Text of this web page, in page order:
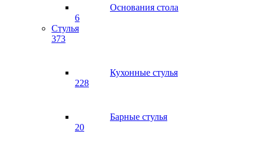
Основания стола
6
Стулья
373
Кухонные стулья
228
Барные стулья
20